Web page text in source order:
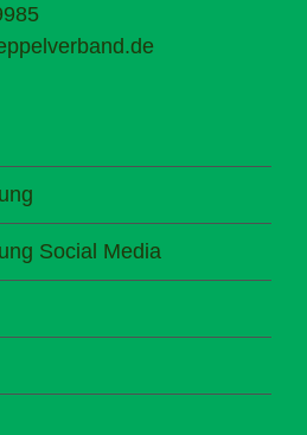
Social Media